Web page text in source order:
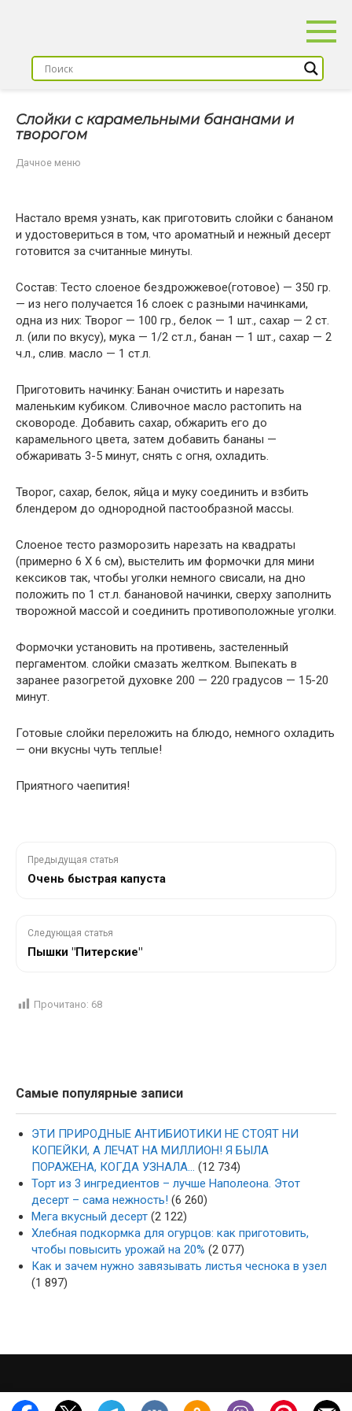
Слойки с карамельными бананами и
творогом
Дачное меню
Настало время узнать, как приготовить слойки с бананом
и удостовериться в том, что ароматный и нежный десерт
готовится за считанные минуты.
Состав: Тесто слоеное бездрожжевое(готовое) — 350 гр.
— из него получается 16 слоек с разными начинками,
одна из них: Творог — 100 гр., белок — 1 шт., сахар — 2 ст.
л. (или по вкусу), мука — 1/2 ст.л., банан — 1 шт., сахар — 2
ч.л., слив. масло — 1 ст.л.
Приготовить начинку: Банан очистить и нарезать
маленьким кубиком. Сливочное масло растопить на
сковороде. Добавить сахар, обжарить его до
карамельного цвета, затем добавить бананы —
обжаривать 3-5 минут, снять с огня, охладить.
Творог, сахар, белок, яйца и муку соединить и взбить
блендером до однородной пастообразной массы.
Слоеное тесто разморозить нарезать на квадраты
(примерно 6 Х 6 см), выстелить им формочки для мини
кексиков так, чтобы уголки немного свисали, на дно
положить по 1 ст.л. банановой начинки, сверху заполнить
творожной массой и соединить противоположные уголки.
Формочки установить на противень, застеленный
пергаментом. слойки смазать желтком. Выпекать в
заранее разогретой духовке 200 — 220 градусов — 15-20
минут.
Готовые слойки переложить на блюдо, немного охладить
— они вкусны чуть теплые!
Приятного чаепития!
Предыдущая статья
Очень быстрая капуста
Следующая статья
Пышки "Питерские"
Прочитано: 68
Самые популярные записи
ЭТИ ПРИРОДНЫЕ АНТИБИОТИКИ НЕ СТОЯТ НИ
КОПЕЙКИ, А ЛЕЧАТ НА МИЛЛИОН! Я БЫЛА
ПОРАЖЕНА, КОГДА УЗНАЛА… (12 734)
Торт из 3 ингредиентов – лучше Наполеона. Этот
десерт – сама нежность! (6 260)
Мега вкусный десерт (2 122)
Хлебная подкормка для огурцов: как приготовить,
чтобы повысить урожай на 20% (2 077)
Как и зачем нужно завязывать листья чеснока в узел
(1 897)
· 2022-2026 · mysad-zagotovka.ru ·Карта сайта